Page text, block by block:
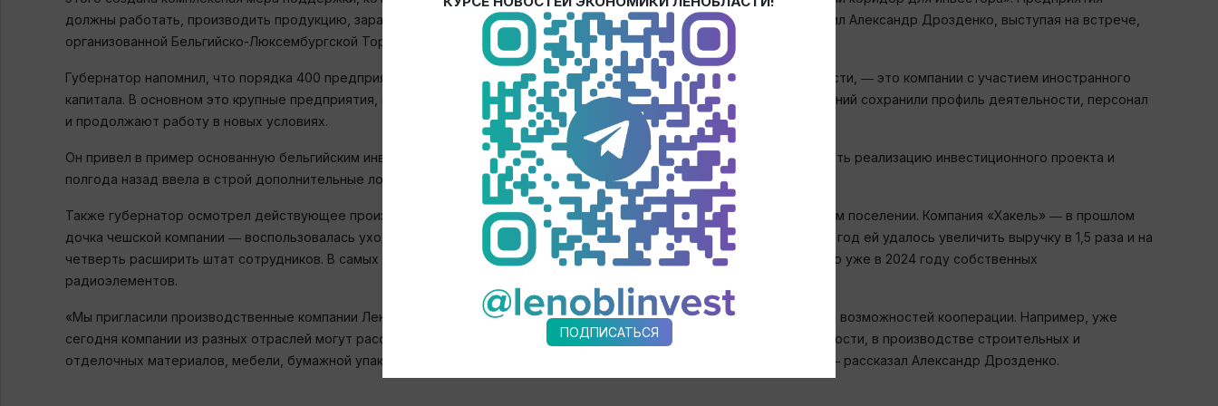
должны работать, производить продукцию, зарабатывать и платить налоги ― вот основной посыл бизнесу», ― отметил Александр Дрозденко, выступая на встрече,
организованной Бельгийско-Люксембургской Торговой Палатой.
Губернатор напомнил, что порядка 400 предприятий, работавших и продолжающих работать на территории Ленобласти, ― это компании с участием иностранного
капитала. В основном это крупные предприятия, на каждом из которых трудится от 350 человек. И большинство компаний сохранили профиль деятельности, персонал
и продолжают работу в новых условиях.
Он привел в пример основанную бельгийским инвестором компанию «Алерс Рус», которая приняла решение продолжить реализацию инвестиционного проекта и
полгода назад ввела в строй дополнительные логистические мощности в производственной зоне «Горелово».
Также губернатор осмотрел действующее производство электротехнического оборудования в Виллозском городском поселении. Компания «Хакель» ― в прошлом
дочка чешской компании ― воспользовалась уходом конкурентов с рынка и заняла освободившиеся ниши. За прошлый год ей удалось увеличить выручку в 1,5 раза и на
четверть расширить штат сотрудников. В самых ближайших планах ― строительство второй площадки и производство уже в 2024 году собственных
радиоэлементов.
«Мы пригласили производственные компании Ленобласти, чтобы была возможность знакомства и личного обсуждения возможностей кооперации. Например, уже
сегодня компании из разных отраслей могут рассмотреть взаимодействие в области логистики, пищевой промышленности, в производстве строительных и
отделочных материалов, мебели, бумажной упаковки, лекарственных препаратов, бытовой и промышленной химии», ― рассказал Александр Дрозденко.
ПОДПИСАТЬСЯ